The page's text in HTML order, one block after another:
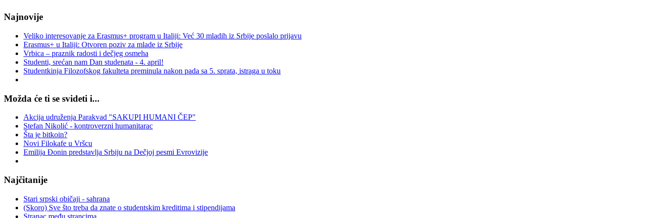
Najnovije
Veliko interesovanje za Erasmus+ program u Italiji: Već 30 mladih iz Srbije poslalo prijavu
Erasmus+ u Italiji: Otvoren poziv za mlade iz Srbije
Vrbica – praznik radosti i dečjeg osmeha
Studenti, srećan nam Dan studenata - 4. april!
Studentkinja Filozofskog fakulteta preminula nakon pada sa 5. sprata, istraga u toku
Možda će ti se svideti i...
Akcija udruženja Parakvad "SAKUPI HUMANI ČEP"
Stefan Nikolić - kontroverzni humanitarac
Šta je bitkoin?
Novi Filokafe u Vršcu
Emilija Đonin predstavlja Srbiju na Dečjoj pesmi Evrovizije
Najčitanije
Stari srpski običaji - sahrana
(Skoro) Sve što treba da znate o studentskim kreditima i stipendijama
Stranac među strancima